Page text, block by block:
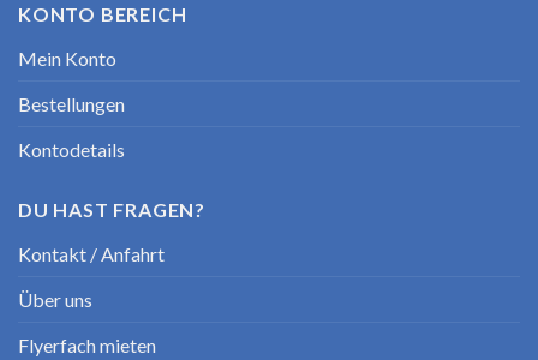
KONTO BEREICH
Mein Konto
Bestellungen
Kontodetails
DU HAST FRAGEN?
Kontakt / Anfahrt
Über uns
Flyerfach mieten